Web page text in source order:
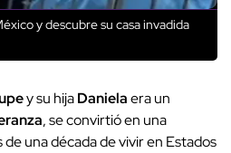
y descubre su casa invadida
y su hijaDanielaera un
, se convirtió en una
de una década de vivir en Estados